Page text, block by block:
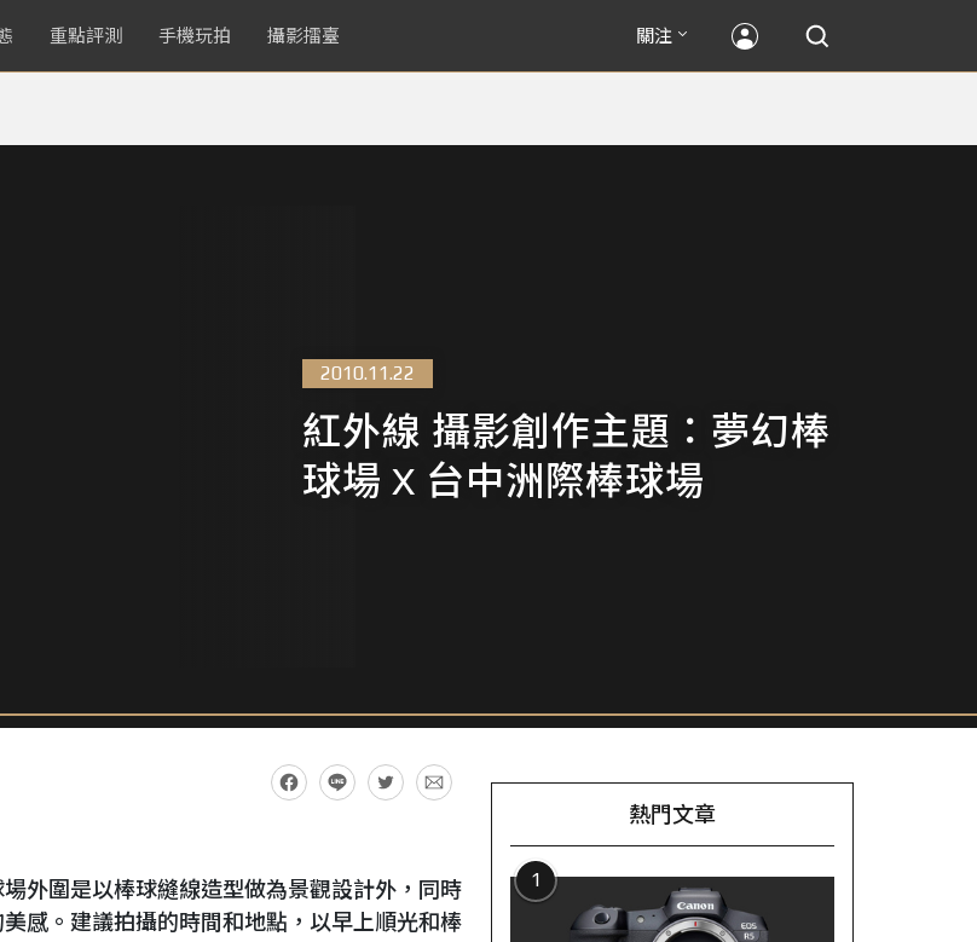
重點評測 手機玩拍 攝影擂臺 關注
2010.11.22
紅外線 攝影創作主題：夢幻棒
球場 X 台中洲際棒球場
外圍是以棒球縫線造型做為景觀設計外，同時
感。建議拍攝的時間和地點，以早上順光和棒
熱門文章
1